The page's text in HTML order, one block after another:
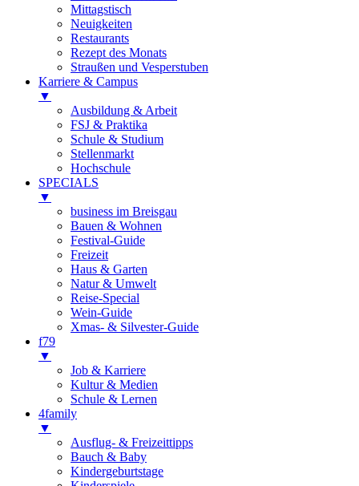
Mittagstisch
Neuigkeiten
Restaurants
Rezept des Monats
Straußen und Vesperstuben
Karriere & Campus
▼
Ausbildung & Arbeit
FSJ & Praktika
Schule & Studium
Stellenmarkt
Hochschule
SPECIALS
▼
business im Breisgau
Bauen & Wohnen
Festival-Guide
Freizeit
Haus & Garten
Natur & Umwelt
Reise-Special
Wein-Guide
Xmas- & Silvester-Guide
f79
▼
Job & Karriere
Kultur & Medien
Schule & Lernen
4family
▼
Ausflug- & Freizeittipps
Bauch & Baby
Kindergeburtstage